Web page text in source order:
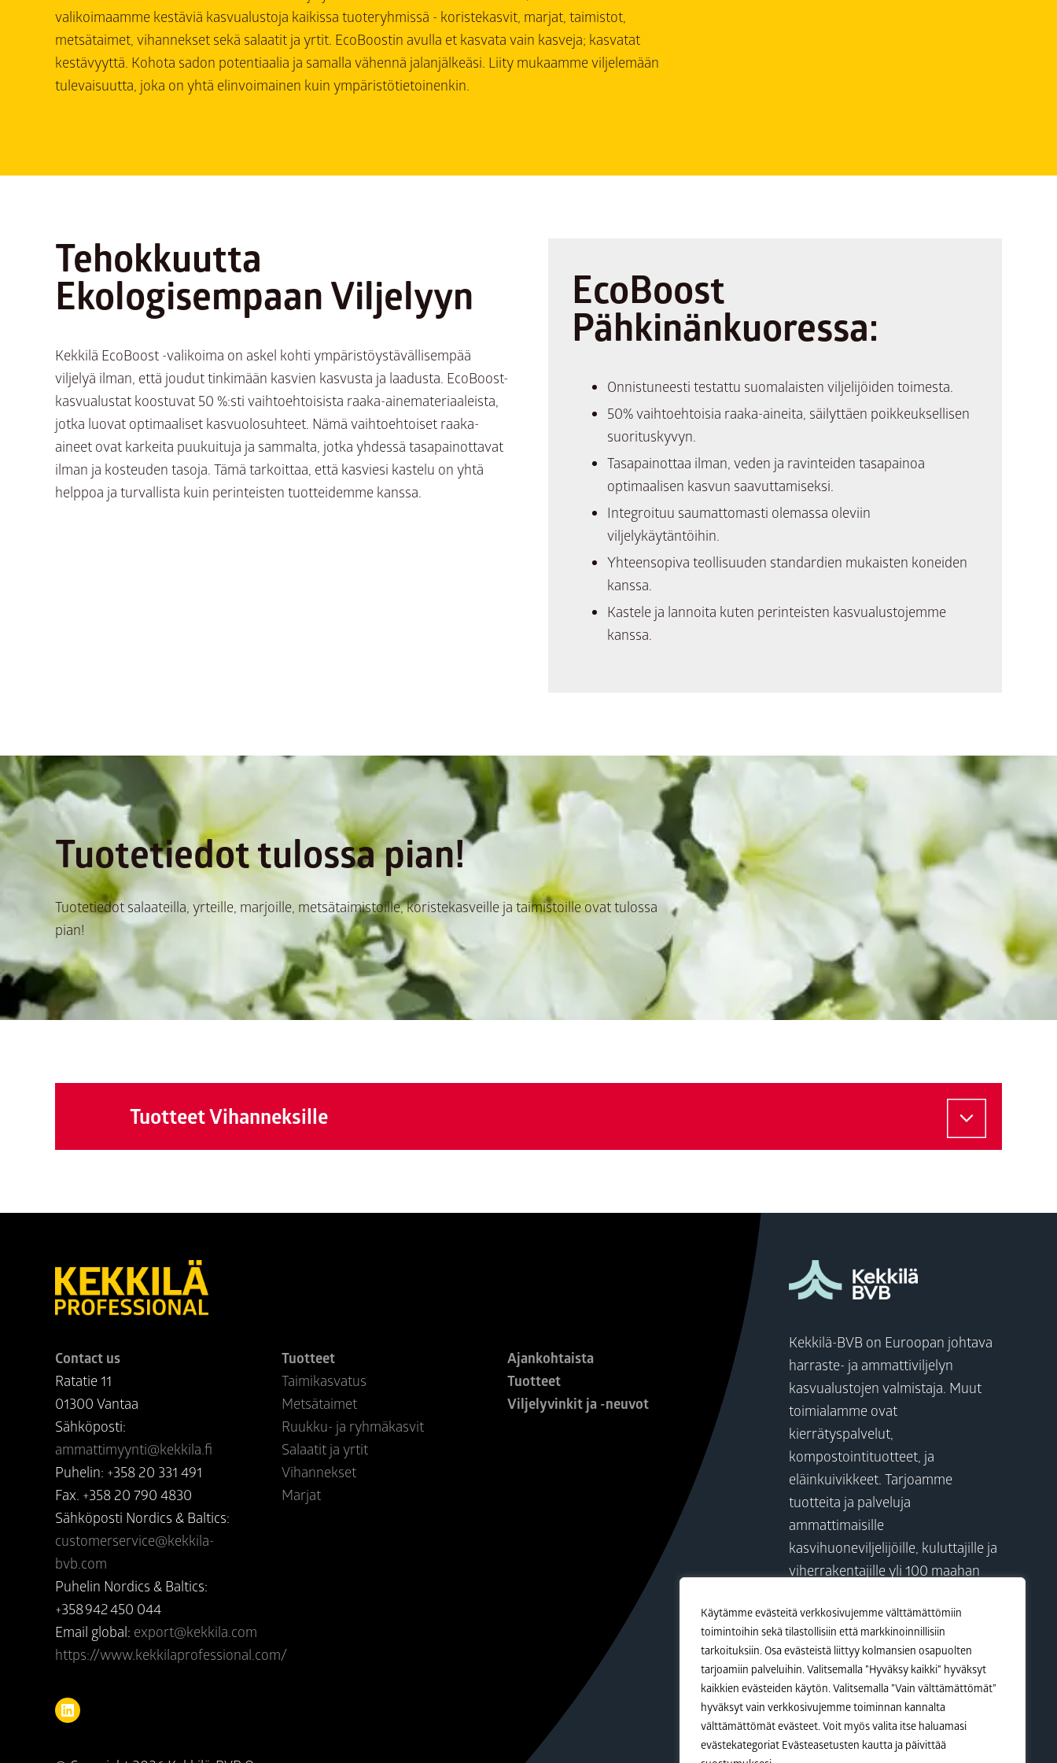
Käytämme evästeitä verkkosivujemme välttämättömiin
toimintoihin sekä tilastollisiin että markkinoinnillisiin
tarkoituksiin. Osa evästeistä liittyy kolmansien osapuolten
tarjoamiin palveluihin. Valitsemalla ”Hyväksy kaikki” hyväksyt
kaikkien evästeiden käytön. Valitsemalla ”Vain välttämättömät”
hyväksyt vain verkkosivujemme toiminnan kannalta
välttämättömät evästeet. Voit myös valita itse haluamasi
evästekategoriat Evästeasetusten kautta ja päivittää
valikoimaamme kestäviä kasvualustoja kaikissa tuoteryhmissä - koristekasvit, marjat, taimistot,
metsätaimet, vihannekset sekä salaatit ja yrtit. EcoBoostin avulla et kasvata vain kasveja; kasvatat
kestävyyttä. Kohota sadon potentiaalia ja samalla vähennä jalanjälkeäsi. Liity mukaamme viljelemään
tulevaisuutta, joka on yhtä elinvoimainen kuin ympäristötietoinenkin.
Tehokkuutta
Ekologisempaan Viljelyyn
Kekkilä EcoBoost -valikoima on askel kohti ympäristöystävällisempää
viljelyä ilman, että joudut tinkimään kasvien kasvusta ja laadusta. EcoBoost-
kasvualustat koostuvat 50 %:sti vaihtoehtoisista raaka-ainemateriaaleista,
jotka luovat optimaaliset kasvuolosuhteet. Nämä vaihtoehtoiset raaka-
aineet ovat karkeita puukuituja ja sammalta, jotka yhdessä tasapainottavat
ilman ja kosteuden tasoja. Tämä tarkoittaa, että kasviesi kastelu on yhtä
helppoa ja turvallista kuin perinteisten tuotteidemme kanssa.
EcoBoost
Pähkinänkuoressa:
Onnistuneesti testattu suomalaisten viljelijöiden toimesta.
50% vaihtoehtoisia raaka-aineita, säilyttäen poikkeuksellisen
suorituskyvyn.
Tasapainottaa ilman, veden ja ravinteiden tasapainoa
optimaalisen kasvun saavuttamiseksi.
Integroituu saumattomasti olemassa oleviin
viljelykäytäntöihin.
Yhteensopiva teollisuuden standardien mukaisten koneiden
kanssa.
Kastele ja lannoita kuten perinteisten kasvualustojemme
kanssa.
Tuotetiedot tulossa pian!
Tuotetiedot salaateilla, yrteille, marjoille, metsätaimistoille, koristekasveille ja taimistoille ovat tulossa
pian!
Tuotteet Vihanneksille
Contact us
Ratatie 11
01300 Vantaa
Sähköposti:
ammattimyynti@kekkila.fi
Puhelin: +358 20 331 491
Fax. +358 20 790 4830
Sähköposti Nordics & Baltics:
customerservice@kekkila-
bvb.com
Puhelin Nordics & Baltics:
+358 942 450 044
Email global: export@kekkila.com
https://www.kekkilaprofessional.com/
Tuotteet
Taimikasvatus
Metsätaimet
Ruukku- ja ryhmäkasvit
Salaatit ja yrtit
Vihannekset
Marjat
Ajankohtaista
Tuotteet
Viljelyvinkit ja -neuvot
Kekkilä-BVB on Euroopan johtava
harraste- ja ammattiviljelyn
kasvualustojen valmistaja. Muut
toimialamme ovat
kierrätyspalvelut,
kompostointituotteet, ja
eläinkuivikkeet. Tarjoamme
tuotteita ja palveluja
ammattimaisille
kasvihuoneviljelijöille, kuluttajille ja
viherrakentajille yli 100 maahan
asiakkaidemme kanssa
rakennamme parempaa
tulevaisuutta.
Visit Kekkilä-BVB